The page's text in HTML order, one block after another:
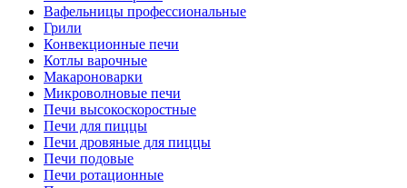
Вафельницы профессиональные
Грили
Конвекционные печи
Котлы варочные
Макароноварки
Микроволновые печи
Печи высокоскоростные
Печи для пиццы
Печи дровяные для пиццы
Печи подовые
Печи ротационные